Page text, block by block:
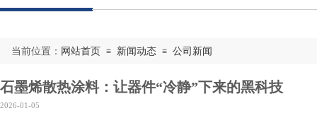
当前位置： 网站首页 ≡ 新闻动态 ≡ 公司新闻
石墨烯散热涂料：让器件“冷静”下来的黑科技
2026-01-05